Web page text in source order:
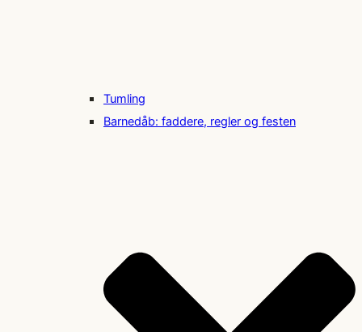
Tumling
Barnedåb: faddere, regler og festen